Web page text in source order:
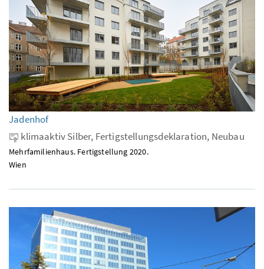
Jadenhof
klimaaktiv Silber, Fertigstellungsdeklaration, Neubau
Mehrfamilienhaus. Fertigstellung 2020.
Wien